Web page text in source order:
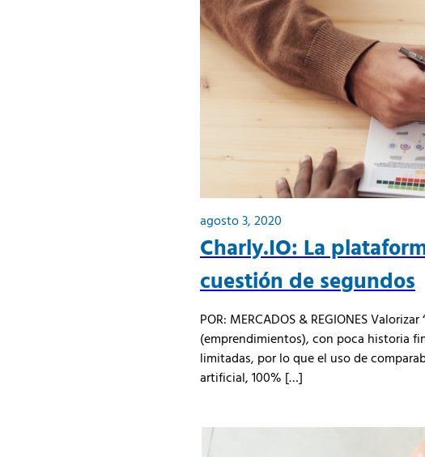
agosto 3, 2020
Charly.IO: La
cuestión de segundos
POR: MERCADOS & REGIONES
(emprendimientos), con poca historia
limitadas, por lo que el uso de
artificial, 100% […]